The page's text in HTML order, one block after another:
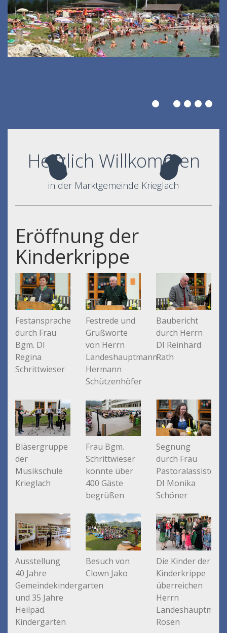
Herzlich Willkommen
in der Marktgemeinde Krieglach
Eröffnung der
Kinderkrippe
Festansprache
durch Frau
Bgm. DI
Regina
Schrittwieser
Festrede und
Grußworte
von Herrn
Landeshauptmann
Hermann
Schützenhöfer
Baubericht
durch Herrn
DI Reinhard
Rath
Bläsergruppe
der
Musikschule
Krieglach
Frau Bgm.
Schrittwieser
konnte über
400 Gäste
begrüßen
Segnung
durch Frau
DI Monika
Schöner
Ausstellung
40 Jahre
Gemeindekindergarten
und 35 Jahre
Heilpäd.
Kindergarten
Besuch von
Clown Jako
Die Kinder der
Kinderkrippe
überreichen
Herrn
Rosen